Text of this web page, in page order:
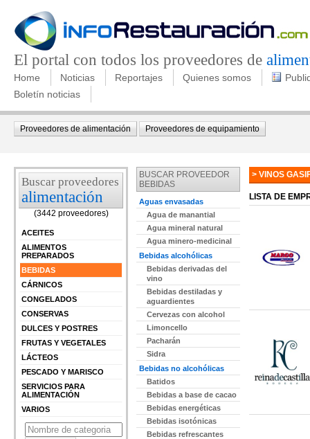
El portal con todos los proveedores de
Home Noticias Reportajes Quienes somos
Boletín noticias
Proveedores de alimentación Proveedores de equipamiento
Buscar proveedores
alimentación
(3442 proveedores)
ACEITES
ALIMENTOS
PREPARADOS
BEBIDAS
CÁRNICOS
CONGELADOS
CONSERVAS
DULCES Y POSTRES
FRUTAS Y VEGETALES
LÁCTEOS
PESCADO Y MARISCO
SERVICIOS PARA
ALIMENTACIÓN
VARIOS
BUSCAR PROVEEDOR
BEBIDAS
Aguas envasadas
Agua de manantial
Agua mineral natural
Agua minero-medicinal
Bebidas alcohólicas
Bebidas derivadas del
vino
Bebidas destiladas y
aguardientes
Cervezas con alcohol
Limoncello
Pacharán
Sidra
Bebidas no alcohólicas
Batidos
Bebidas a base de cacao
Bebidas energéticas
Bebidas isotónicas
Bebidas refrescantes
> VINOS
LISTA DE